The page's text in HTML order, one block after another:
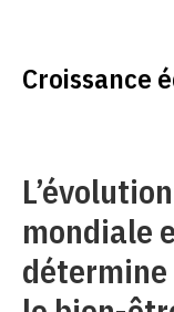
Croissance
mondiale